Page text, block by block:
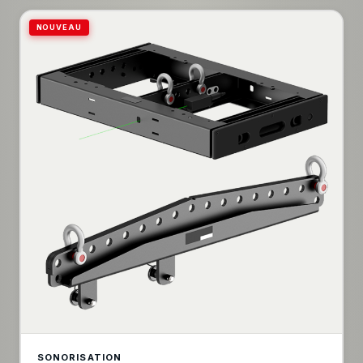
de précision. Chaque module est doté de la
technologie Panflex™, permettant une personnalisation
transparente de la couverture horizontale de 70° à
110°, assurant une dispersion audio sans faille dans
divers lieux. Découvrez la clarté immaculée de 110 dB
maximum SPL par unité, offrant un son avec une fidélité
et une puissance intransigeante, adapté aux
rassemblements intimes et aux productions à grande
échelle. La conception légère et compacte du KARA II
est optimisée pour un déploiement rapide et une facilité
de gréement, ce qui en fait un élément essentiel pour
les professionnels de la tournée et les installations
fixes. Son intégration transparente avec les
processeurs LA-RAK AVB et P1 AVB de L-ACOUSTICS
garantit des performances constantes, tandis que
l'évolutivité du système garantit l'adaptabilité à tout défi
audio. Choisissez le KARA II pour sa construction
robuste, sa technologie innovante et l'excellence
NOUVEAU
SONORISATION